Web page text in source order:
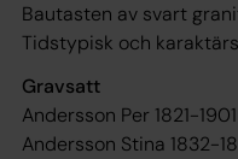
Bautasten av svart
Tidstypisk och
Gravsatt
Andersson Per 1821-1901
Andersson Stina 1832-